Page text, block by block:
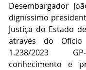
Desembargador
digníssimo
Justiça do Estado
através do Ofício
1.238/2023 GP-
conhecimento e